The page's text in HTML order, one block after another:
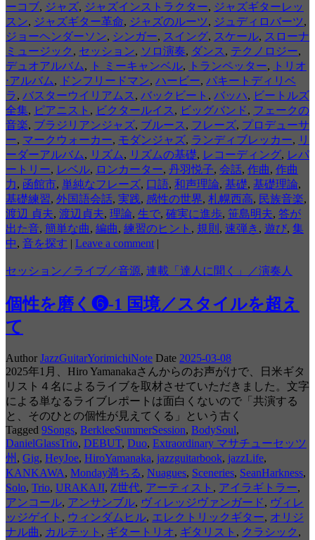
ーコブ, ジャズ, ジャズインストラクター, ジャズギターレッ
スン, ジャズギター革命, ジャズのルーツ, ジュディロバーツ,
ジョーヘンダーソン, シンガー, スイング, スケール, スローナ
ミュージック , セッション, ソロ演奏, ダンス , テクノロジー,
デュオアルバム, ト ミーキャンベル, トランペッター,
トリオ
⋅アルバム, ドンフリードマン, ハービー, パキートディリベ
ラ, バスターウイリアムス , バックビート , バッハ, ビートルズ
全集, ピアニスト , ビクタールイス , ビッグバンド, フェークの
音楽, ブラジリアンジャズ, ブルース , フレーズ, プロデューサ
ー, マークウォーカー, モダンジャズ, ランディブレッカー, リ
ーダーアルバム, リズム, リズムの基礎, レコーディング, レパ
ートリー, レベル, ロンカーター, 丹羽悦子, 会話, 作曲, 作曲
力, 函館市, 単純なフレーズ, 口語, 和声理論, 基礎, 基礎理論,
基礎練習, 外国語会話, 実践, 感性の世界, 札幌西高, 民族音楽,
渡辺 貞夫, 渡辺貞夫, 理論, 生で, 確実に進歩, 笹島明夫, 答が
出た音, 簡単な曲, 編曲, 練習のヒント , 規則 , 速弾き , 遊び, 集
中, 音を探す | Leave a comment |
セッション／ライブ／音源, 連載「達人に聞く」／演奏人
個性を磨く❻-1 国境／スタイルを超え
て
Author JazzGuitarYorimichiNote Date 2025-03-08
2025年1月、Hiro Yamanakaさんからのお声がけで、日米ギタ
リスト４名によるライブを取材させていただきました。文字
による単なるライブレポートは面白くないので「共演する
と、そのひとの個性が見えてくる」という古く
Tagged 9Songs, BerkleeSummerSession, BodySoul,
DanielGlassTrio, DEBUT, Duo, Extraordinary マサチューセッツ
州 , Gig, HeyJoe, HiroYamanaka, jazzguitarbook, jazzLife,
KANKAWA, Monday満ちる, Nuagues, Sceneries, SeanHarkness,
Solo, Trio, URAKAJI, Z世代, アーティスト , アイラギトラー,
アンコール, アンサンブル, ヴィレッジヴァンガード, ヴィレ
ッジゲイト , ウィンダムヒル, エレクトリックギター, オリジ
ナル曲, カルテット , ギタートリオ, ギタリスト , クラシック ,